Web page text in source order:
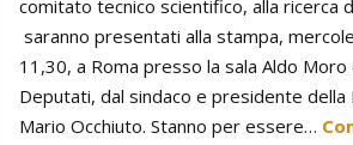
comitato tecnico scientifico, alla ricerca
saranno presentati alla stampa,
11,30, a Roma presso la sala Aldo Moro
Deputati, dal sindaco e presidente della
Mario Occhiuto. Stanno per essere…